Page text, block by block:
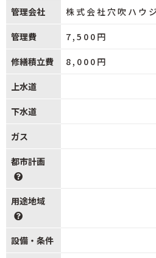
管理会社 株式会社穴吹ハウ
管理費 7,500円
修繕積立費 8,000円
上水道
下水道
ガス
都市計画
用途地域
設備・条件